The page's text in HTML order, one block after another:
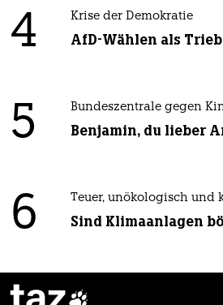
4 Krise der Demokratie
AfD-Wählen als
5 Bundeszentrale gegen
Benjamin, du lieber
6 Teuer, unökologisch und
Sind Klimaanlagen